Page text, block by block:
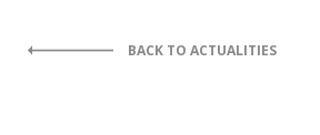
BACK TO ACTUALITIES